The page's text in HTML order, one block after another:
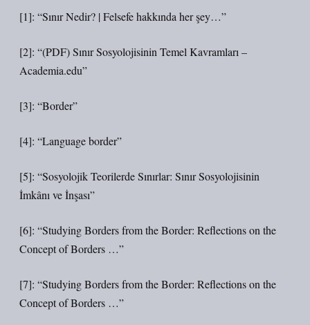
[1]: “Sınır Nedir? | Felsefe hakkında her şey…”
[2]: “(PDF) Sınır Sosyolojisinin Temel Kavramları –
Academia.edu”
[3]: “Border”
[4]: “Language border”
[5]: “Sosyolojik Teorilerde Sınırlar: Sınır Sosyolojisinin
İmkânı ve İnşası”
[6]: “Studying Borders from the Border: Reflections on the
Concept of Borders …”
[7]: “Studying Borders from the Border: Reflections on the
Concept of Borders …”